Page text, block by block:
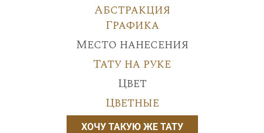
Абстракция
Графика
Место нанесения
Тату на руке
Цвет
Цветные
ХОЧУ ТАКУЮ ЖЕ ТАТУ